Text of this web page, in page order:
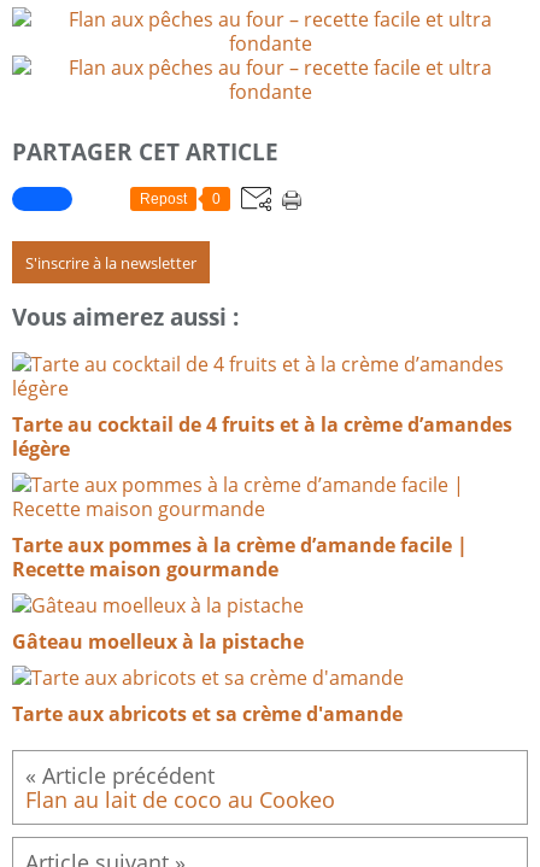
PARTAGER CET ARTICLE
Repost 0
S'inscrire à la newsletter
Vous aimerez aussi :
Tarte au cocktail de 4 fruits et à la crème d’amandes
légère
Tarte aux pommes à la crème d’amande facile |
Recette maison gourmande
Gâteau moelleux à la pistache
Tarte aux abricots et sa crème d'amande
Flan au lait de coco au Cookeo